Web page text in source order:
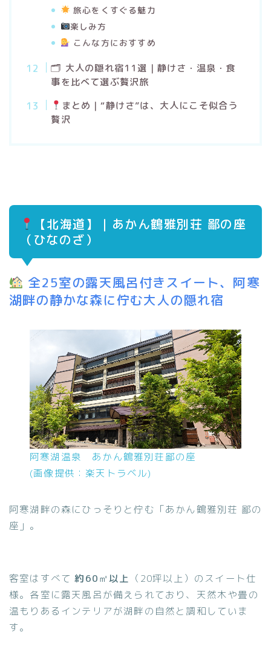
旅心をくすぐる魅力
楽しみ方
こんな方におすすめ
🗂 大人の隠れ宿11選｜静けさ・温泉・食
事を比べて選ぶ贅沢旅
まとめ｜“静けさ”は、大人にこそ似合う
贅沢
【北海道】｜ あかん鶴雅別荘 鄙の座
（ひなのざ）
全25室の露天風呂付きスイート、阿寒
湖畔の静かな森に佇む大人の隠れ宿
阿寒湖温泉 あかん鶴雅別荘鄙の座
(画像提供：楽天トラベル)
阿寒湖畔の森にひっそりと佇む「あかん鶴雅別荘 鄙の
座」。
客室はすべて約60㎡以上 （20坪以上）のスイート仕
様。各室に露天風呂が備えられており、天然木や畳の
温もりあるインテリアが湖畔の自然と調和していま
す。